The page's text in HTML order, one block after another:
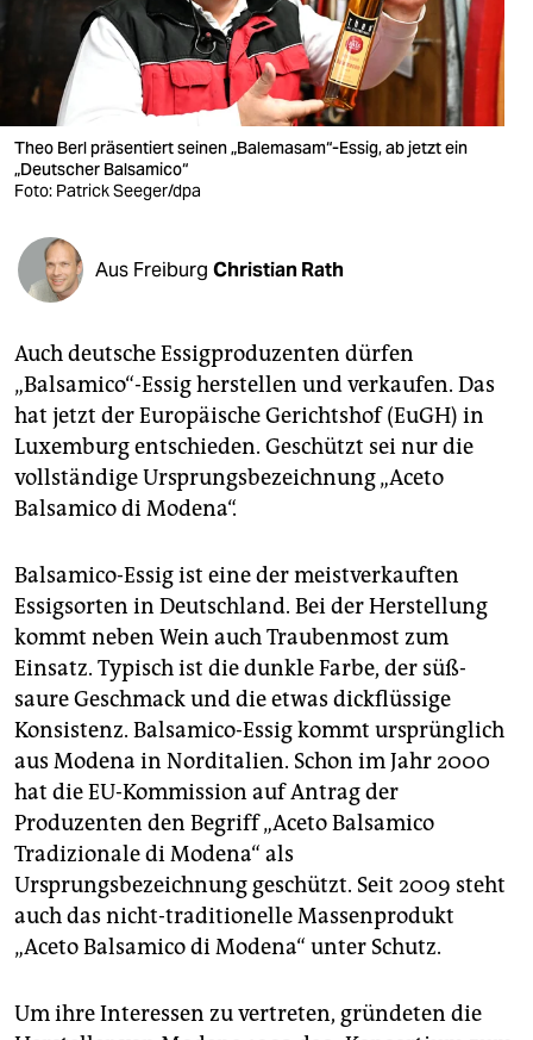
wahrheit
verlag
verlag
shop
fragen & hilfe
unterstützen
abo
genossenschaft
epaper login
Theo Berl präsentiert seinen „Balemasam“-Essig, ab jetzt ein
„Deutscher Balsamico“
Foto: Patrick Seeger/dpa
Aus Freiburg Christian Rath
Auch deutsche Essigproduzenten dürfen
„Balsamico“-Essig herstellen und verkaufen. Das
hat jetzt der Europäische Gerichtshof (EuGH) in
Luxemburg entschieden. Geschützt sei nur die
vollständige Ursprungsbezeichnung „Aceto
Balsamico di Modena“.
Balsamico-Essig ist eine der meistverkauften
Essigsorten in Deutschland. Bei der Herstellung
kommt neben Wein auch Traubenmost zum
Einsatz. Typisch ist die dunkle Farbe, der süß-
saure Geschmack und die etwas dickflüssige
Konsistenz. Balsamico-Essig kommt ursprünglich
aus Modena in Norditalien. Schon im Jahr 2000
hat die EU-Kommission auf Antrag der
Produzenten den Begriff „Aceto Balsamico
Tradizionale di Modena“ als
Ursprungsbezeichnung geschützt. Seit 2009 steht
auch das nicht-traditionelle Massenprodukt
„Aceto Balsamico di Modena“ unter Schutz.
Um ihre Interessen zu vertreten, gründeten die